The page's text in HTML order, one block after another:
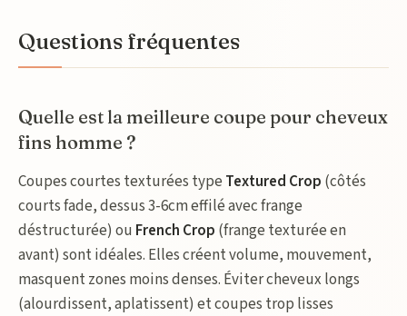
Questions fréquentes
Quelle est la meilleure coupe pour cheveux
fins homme ?
Coupes courtes texturées type Textured Crop (côtés
courts fade, dessus 3-6cm effilé avec frange
déstructurée) ou French Crop (frange texturée en
avant) sont idéales. Elles créent volume, mouvement,
masquent zones moins denses. Éviter cheveux longs
(alourdissent, aplatissent) et coupes trop lisses